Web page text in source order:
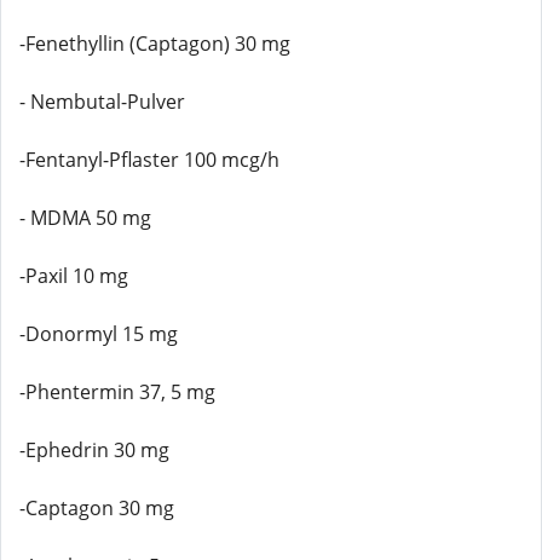
-Fenethyllin (Captagon) 30 mg
- Nembutal-Pulver
-Fentanyl-Pflaster 100 mcg/h
- MDMA 50 mg
-Paxil 10 mg
-Donormyl 15 mg
-Phentermin 37, 5 mg
-Ephedrin 30 mg
-Captagon 30 mg